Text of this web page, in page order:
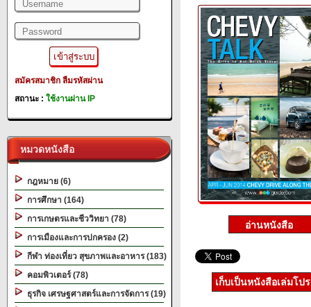
สมัครสมาชิก ลืมรหัสผ่าน
สถานะ : ใช้งานผ่าน IP
หมวดหนังสือ
กฎหมาย (6)
การศึกษา (164)
การเกษตรและชีววิทยา (78)
การเมืองและการปกครอง (2)
กีฬา ท่องเที่ยว สุขภาพและอาหาร (183)
คอมพิวเตอร์ (78)
ธุรกิจ เศรษฐศาสตร์และการจัดการ (19)
เก็บเป็นหนังสือเล่มโป